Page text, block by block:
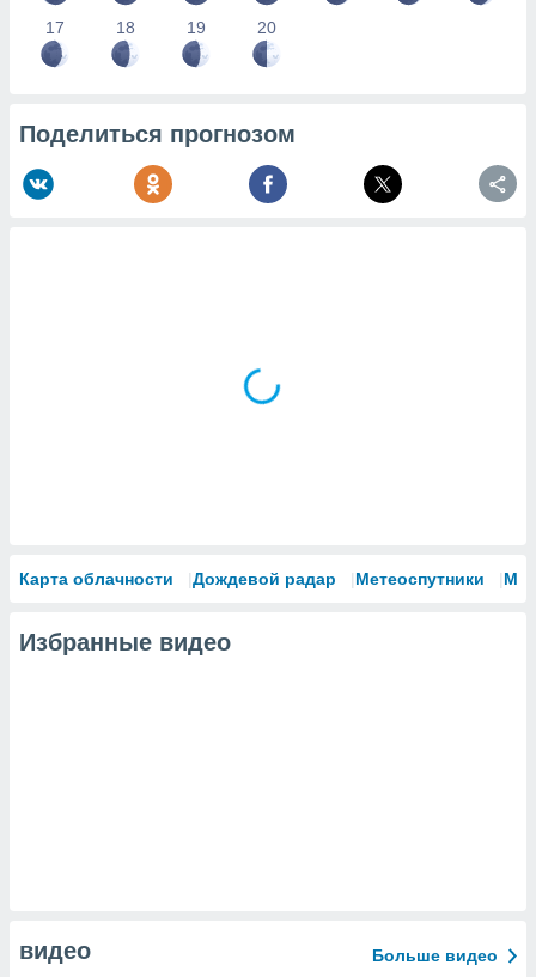
17 18 19 20
Поделиться прогнозом
Карта облачности Дождевой радар Метеоспутники
Избранные видео
видео Больше видео